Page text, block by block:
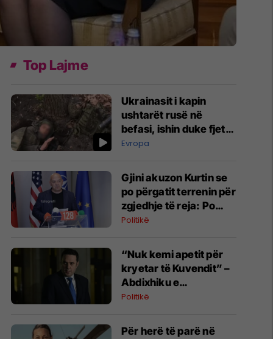
Top Lajme
Ukrainasit i kapin
ushtarët rusë në
befasi, ishin duke fjetur
në strehimoret e
Evropa
Gjini akuzon Kurtin se
po përgatit terrenin për
zgjedhje të reja: Po
manipulon opinionin
Politikë
“Nuk kemi apetit për
kryetar të Kuvendit” –
Abdixhiku e
konsideron si figurë
Politikë
Për herë të parë në